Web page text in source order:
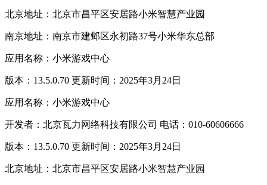
北京地址：北京市昌平区安居路小米智慧产业园
南京地址：南京市建邺区永初路37号小米华东总部
应用名称：小米游戏中心
版本：13.5.0.70 更新时间：2025年3月24日
应用名称：小米游戏中心
开发者：北京瓦力网络科技有限公司 电话：010-60606666
版本：13.5.0.70 更新时间：2025年3月24日
北京地址：北京市昌平区安居路小米智慧产业园